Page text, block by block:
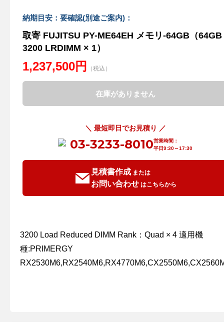
納期目安：要確認(別途ご案内)：
取寄 FUJITSU PY-ME64EH メモリ-64GB（64GB
3200 LRDIMM × 1）
1,237,500円 （税込）
在庫がありません
＼ 最短即日でお見積り ／
03-3233-8010営業時間：
平日9:30～17:30
見積書作成 または
お問い合わせ はこちらから
3200 Load Reduced DIMM Rank：Quad × 4 適用機
種:PRIMERGY